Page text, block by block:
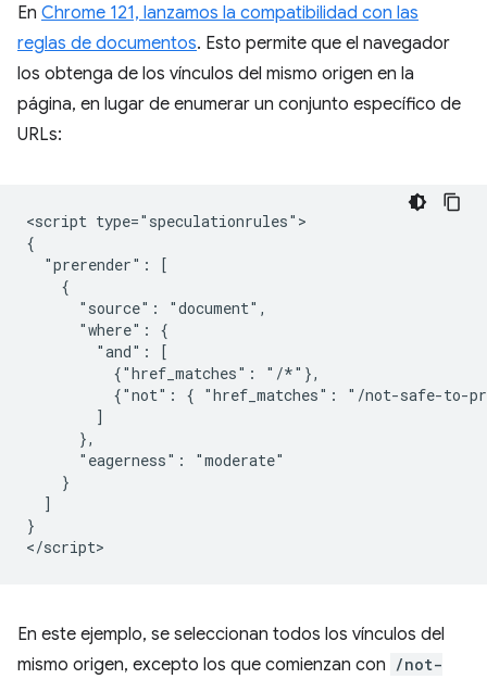
En Chrome 121, lanzamos la compatibilidad con las
reglas de documentos. Esto permite que el navegador
los obtenga de los vínculos del mismo origen en la
página, en lugar de enumerar un conjunto específico de
URLs:
<script type="speculationrules">
{
  "prerender": [
    {
      "source": "document",
      "where": {
        "and": [
          {"href_matches": "/*"},
{"not": { "href_matches": "/not-safe-to-
        ]
      },
      "eagerness": "moderate"
    }
  ]
}
En este ejemplo, se seleccionan todos los vínculos del
mismo origen, excepto los que comienzan con /not-